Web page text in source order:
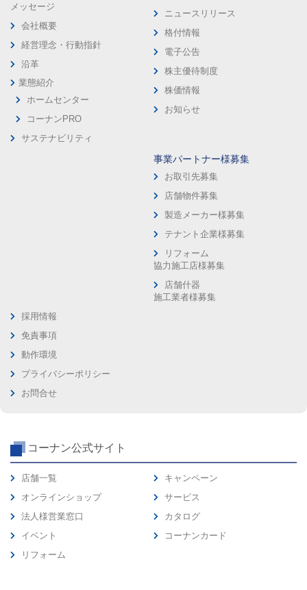
メッセージ
会社概要
経営理念・行動指針
沿革
業態紹介
ホームセンター
コーナンPRO
サステナビリティ
ニュースリリース
格付情報
電子公告
株主優待制度
株価情報
お知らせ
事業パートナー様募集
お取引先募集
店舗物件募集
製造メーカー様募集
テナント企業様募集
リフォーム
協力施工店様募集
店舗什器
施工業者様募集
採用情報
免責事項
動作環境
プライバシーポリシー
お問合せ
コーナン公式サイト
店舗一覧
オンラインショップ
法人様営業窓口
イベント
リフォーム
キャンペーン
サービス
カタログ
コーナンカード